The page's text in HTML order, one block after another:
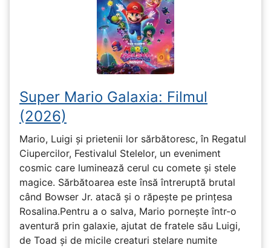
Super Mario Galaxia: Filmul
(2026)
Mario, Luigi și prietenii lor sărbătoresc, în Regatul
Ciupercilor, Festivalul Stelelor, un eveniment
cosmic care luminează cerul cu comete și stele
magice. Sărbătoarea este însă întreruptă brutal
când Bowser Jr. atacă și o răpește pe prinţesa
Rosalina.Pentru a o salva, Mario pornește într-o
aventură prin galaxie, ajutat de fratele său Luigi,
de Toad și de micile creaturi stelare numite